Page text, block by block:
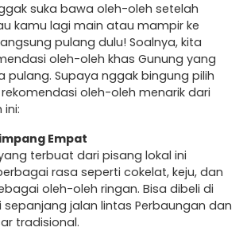
suka bawa oleh-oleh setelah
kamu lagi main atau mampir ke
pulang dulu! Soalnya, kita
oleh-oleh khas Gunung yang
pulang. Supaya nggak bingung pilih
oleh-oleh menarik dari
ini:
Empat
terbuat dari pisang lokal ini
rasa seperti cokelat, keju, dan
oleh-oleh ringan. Bisa dibeli di
jalan lintas Perbaungan dan
tradisional.